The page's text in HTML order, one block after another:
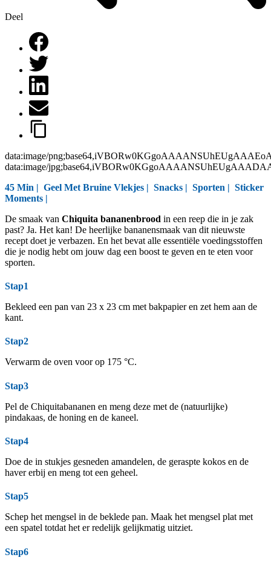
Deel
data:image/
data:image/
45 Min | Geel Met Bruine Vlekjes | Snacks | Sporten | Sticker
Moments |
De smaak van Chiquita bananenbrood in een reep die in je zak
past? Ja. Het kan! De heerlijke bananensmaak van dit nieuwste
recept doet je verbazen. En het bevat alle essentiële voedingsstoffen
die je nodig hebt om jouw dag een boost te geven en te eten voor
sporten.
Stap1
Bekleed een pan van 23 x 23 cm met bakpapier en zet hem aan de
kant.
Stap2
Verwarm de oven voor op 175 °C.
Stap3
Pel de Chiquitabananen en meng deze met de (natuurlijke)
pindakaas, de honing en de kaneel.
Stap4
Doe de in stukjes gesneden amandelen, de geraspte kokos en de
haver erbij en meng tot een geheel.
Stap5
Schep het mengsel in de beklede pan. Maak het mengsel plat met
een spatel totdat het er redelijk gelijkmatig uitziet.
Stap6